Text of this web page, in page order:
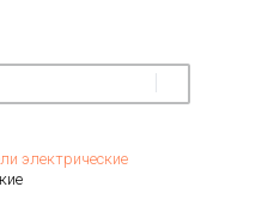
электрические